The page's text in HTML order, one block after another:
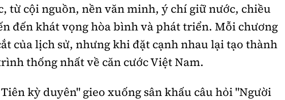
từ cội nguồn, nền văn minh, ý chí giữ nước, chiều
đến khát vọng hòa bình và phát triển. Mỗi chương
của lịch sử, nhưng khi đặt cạnh nhau lại tạo thành
thống nhất về căn cước Việt Nam.
kỳ duyên" gieo xuống sân khấu câu hỏi "Người